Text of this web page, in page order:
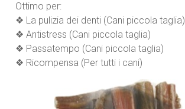
Ottimo per:
❖ La pulizia dei denti (Cani piccola taglia)
❖ Antistress (Cani piccola taglia)
❖ Passatempo (Cani piccola taglia)
❖ Ricompensa (Per tutti i cani)